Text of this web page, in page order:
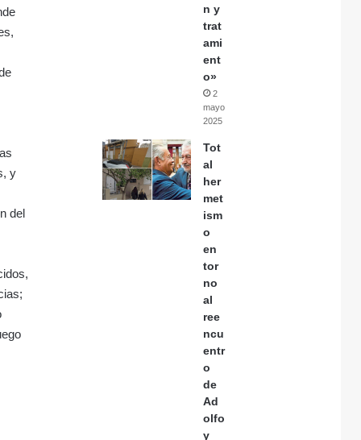
y
del
n y
trat
ami
ent
o»
2
mayo,
2025
Tot
al
her
met
ism
o
en
tor
no
al
ree
ncu
entr
o
de
Ad
olfo
y